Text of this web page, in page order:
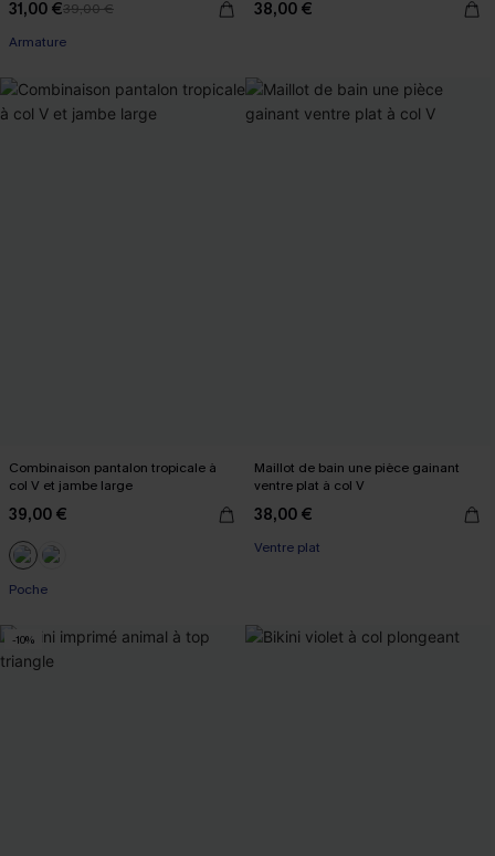
31,00 €39,00 €
Armature
38,00 €
Combinaison pantalon tropicale à
col V et jambe large
39,00 €
Poche
Maillot de bain une pièce gainant
ventre plat à col V
38,00 €
Ventre plat
-10%